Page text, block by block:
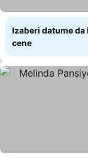
Izaberi datume da
cene